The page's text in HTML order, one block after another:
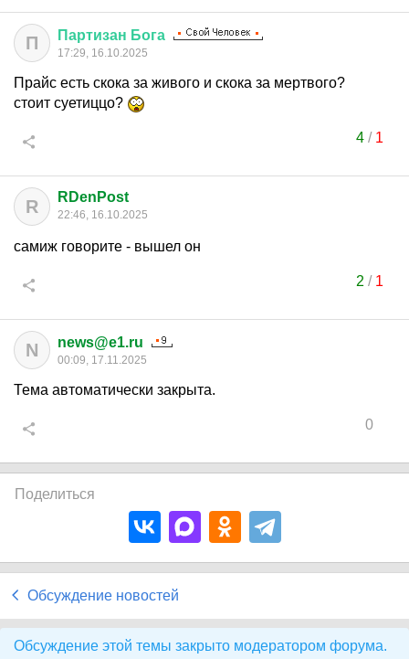
П Партизан Бога
17:29, 16.10.2025
Прайс есть скока за живого и скока за мертвого?
стоит суетиццо?
4/ 1
R RDenPost
22:46, 16.10.2025
самиж говорите - вышел он
2 / 1
N news@e1.ru
00:09, 17.11.2025
Тема автоматически закрыта.
0
Поделиться
Обсуждение новостей
Обсуждение этой темы закрыто модератором форума.